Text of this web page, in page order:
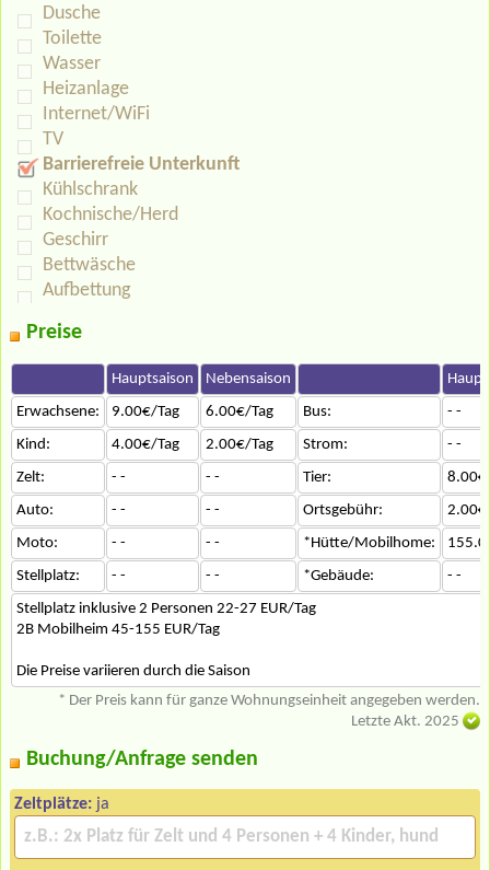
Dusche
Toilette
Wasser
Heizanlage
Internet/WiFi
TV
Barrierefreie Unterkunft
Kühlschrank
Kochnische/Herd
Geschirr
Bettwäsche
Aufbettung
Preise
Hauptsaison Nebensaison
Erwachsene:
9.00€/Tag 6.00€/Tag Bus:
- -
Kind:
4.00€/Tag 2.00€/Tag Strom:
- -
Zelt:
- - - - Tier:
Auto:
- - - - Ortsgebühr:
Moto:
- - - - *Hütte/Mobilhome:
Stellplatz:
- - - - *Gebäude:
- -
Stellplatz inklusive 2 Personen 22-27 EUR/Tag
2B Mobilheim 45-155 EUR/Tag
Die Preise variieren durch die Saison
* Der Preis kann für ganze Wohnungseinheit angegeben werden.
Letzte Akt. 2025
Buchung/Anfrage senden
Zeltplätze: ja